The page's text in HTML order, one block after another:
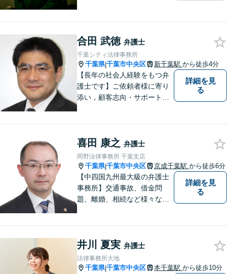
ありましたら、お気軽にご相
談ください。【完全個室対
応】
合田 武徳 弁護士
千葉シティ法律事務所
千葉県|千葉市中央区 新千葉駅 から徒歩4分
【長年の社会人経験をもつ弁
護士です】ご依頼者様に寄り
添い，顧客志向・サポート精
応】ご相談者様の精神的負担
を軽減することも重視してい
る弁護士です。【千葉駅徒歩
７分】
詳細を見
る
喜田 康之 弁護士
岡野法律事務所 千葉支店
千葉県|千葉市中央区 京成千葉駅 から徒歩6分
【中四国九州最大級の弁護士
事務所】交通事故、借金問
題、離婚、相続など様々な問
い！
詳細を見
る
井川 夏実 弁護士
法律事務所大地
千葉県|千葉市中央区 本千葉駅 から徒歩10分